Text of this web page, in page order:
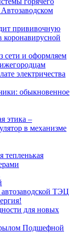
прививочную
сети и оформляем
электричества
обыкновенное
этика –
в механизме
тепленькая
ТЭЦ
для новых
Подшефной